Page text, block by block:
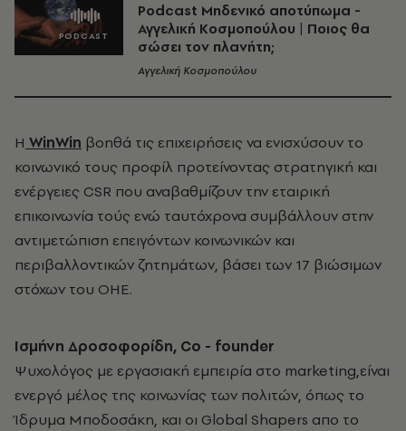
Podcast Μηδενικό αποτύπωμα -
Αγγελική Κοσμοπούλου | Ποιος θα
σώσει τον πλανήτη;
Αγγελική Κοσμοπούλου
Η WinWin βοηθά τις επιχειρήσεις να ενισχύσουν το
κοινωνικό τους προφίλ προτείνοντας στρατηγική και
ενέργειες CSR που αναβαθμίζουν την εταιρική
επικοινωνία τούς ενώ ταυτόχρονα συμβάλλουν στην
αντιμετώπιση επειγόντων κοινωνικών και
περιβαλλοντικών ζητημάτων, βάσει των 17 βιώσιμων
στόχων του ΟΗΕ.
Ισμήνη Δροσοφορίδη, Co - founder
Ψυχολόγος με εργασιακή εμπειρία στο marketing,είναι
ενεργό μέλος της κοινωνίας των πολιτών, όπως το
Ίδρυμα Μποδοσάκη, και οι Global Shapers απο το